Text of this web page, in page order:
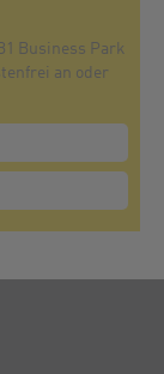
Business Park
an oder